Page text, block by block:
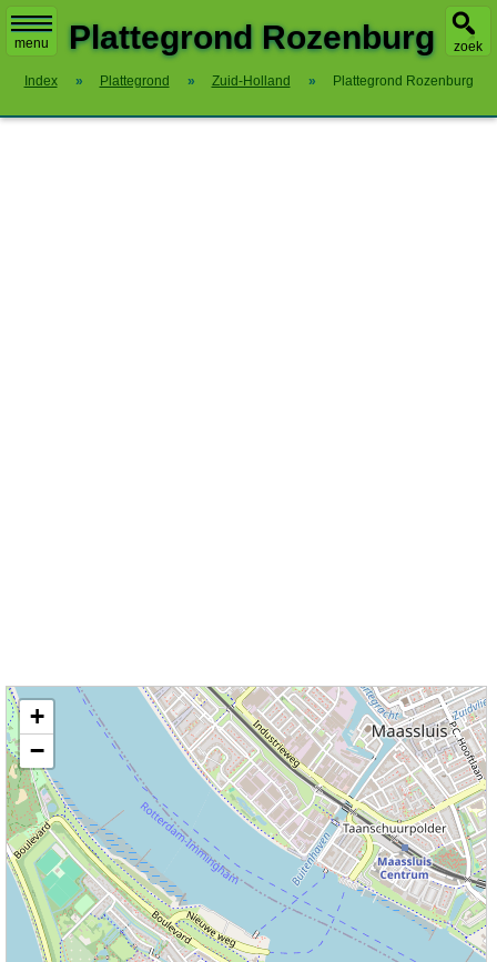
menu zoek
Plattegrond Rozenburg
Index » Plattegrond » Zuid-Holland » Plattegrond Rozenburg
Kaart / Plattegrond Rozenburg centrum
+
−